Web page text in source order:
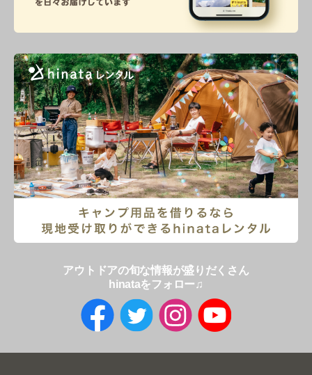
アウトドアの旬な情報が盛りだくさん
hinataをフォロー♫